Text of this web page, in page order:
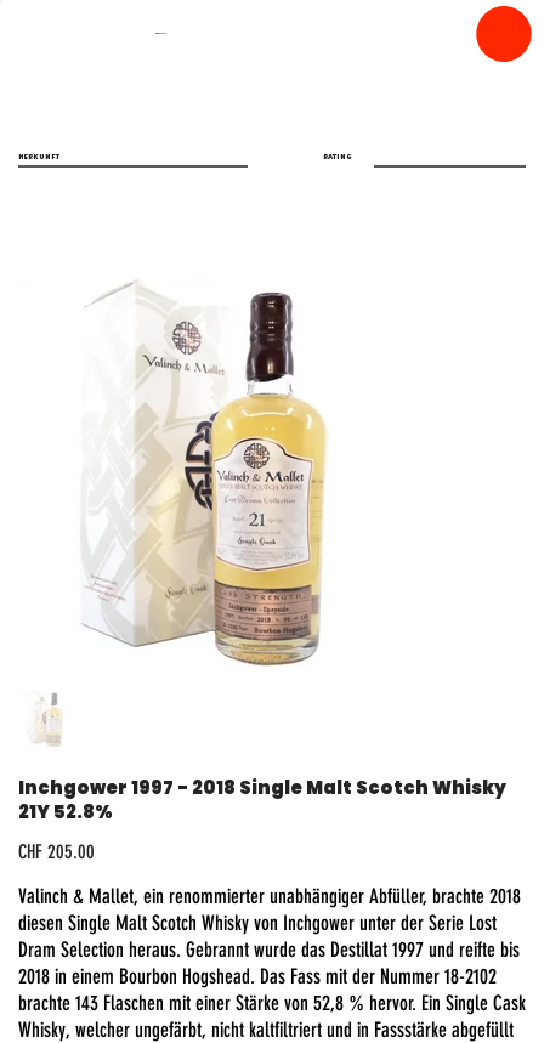
spiritfly
Inchgower 1997 - 2018 Single Malt Scotch Whisky
21Y 52.8%
Preis
CHF 205.00
Valinch & Mallet, ein renommierter unabhängiger Abfüller, brachte 2018
diesen Single Malt Scotch Whisky von Inchgower unter der Serie Lost
Dram Selection heraus. Gebrannt wurde das Destillat 1997 und reifte bis
2018 in einem Bourbon Hogshead. Das Fass mit der Nummer 18-2102
brachte 143 Flaschen mit einer Stärke von 52,8 % hervor. Ein Single Cask
Whisky, welcher ungefärbt, nicht kaltfiltriert und in Fassstärke abgefüllt
RATING
HERKUNFT